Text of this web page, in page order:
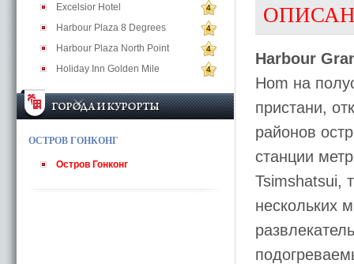
Excelsior Hotel 4
Harbour Plaza 8 Degrees 4
Harbour Plaza North Point 4
Holiday Inn Golden Mile 4
ОСТРОВ ГОНКОНГ
Остров Гонконг
Harbour
Hom на
пристани,
районов
станции
Tsimshatsui,
нескольких